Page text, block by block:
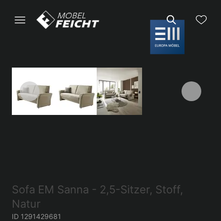
Sofa EM Sanna - 2,5-Sitzer, Stoff,
Natur
ID 1291429681